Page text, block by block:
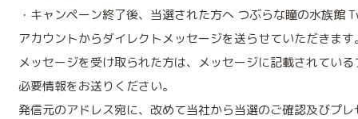
・キャンペーン終了後、当選された方へ つぶらな瞳の水族館
アカウントからダイレクトメッセージを送らせていただきます
メッセージを受け取られた方は、メッセージに記載されてい
必要情報をお送りください。
発信元のアドレス宛に、改めて当社から当選のご確認及びプ